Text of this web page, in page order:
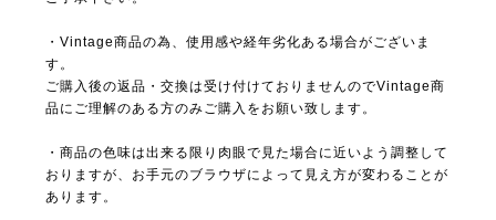
・Vintage商品の為、使用感や経年劣化ある場合がございま
す。
ご購入後の返品・交換は受け付けておりませんのでVintage商
品にご理解のある方のみご購入をお願い致します。
・商品の色味は出来る限り肉眼で見た場合に近いよう調整して
おりますが、お手元のブラウザによって見え方が変わることが
あります。